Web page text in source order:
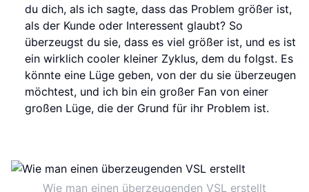
du dich, als ich sagte, dass das Problem größer ist,
als der Kunde oder Interessent glaubt? So
überzeugst du sie, dass es viel größer ist, und es ist
ein wirklich cooler kleiner Zyklus, dem du folgst. Es
könnte eine Lüge geben, von der du sie überzeugen
möchtest, und ich bin ein großer Fan von einer
großen Lüge, die der Grund für ihr Problem ist.
Wie man einen überzeugenden VSL erstellt